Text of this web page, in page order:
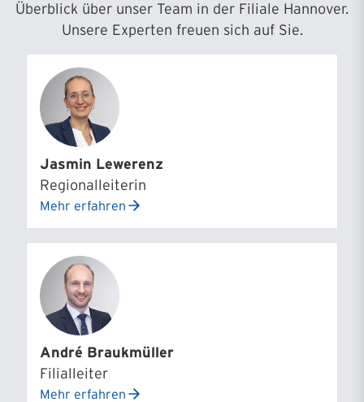
Überblick über unser Team in der Filiale Hannover.
Unsere Experten freuen sich auf Sie.
Jasmin Lewerenz
Regionalleiterin
Mehr erfahren
André Braukmüller
Filialleiter
Mehr erfahren